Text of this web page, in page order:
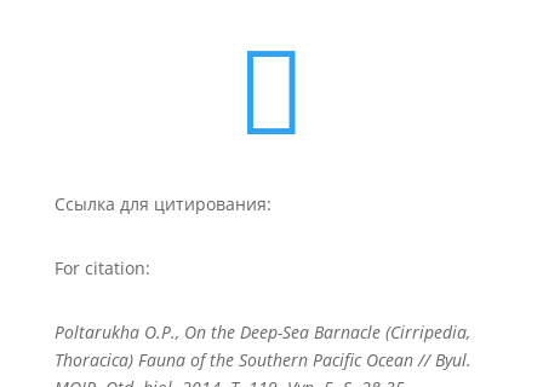

Ссылка для цитирования:
For citation:
Poltarukha O.P., On the Deep-Sea Barnacle (Cirripedia,
Thoracica) Fauna of the Southern Pacific Ocean // Byul.